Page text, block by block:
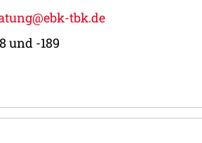
tbk.de
und -189